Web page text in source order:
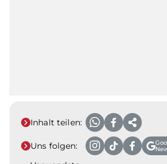
Inhalt teilen:
Uns folgen: